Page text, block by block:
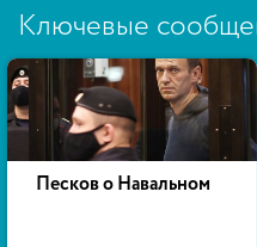
Ключевые
Песков о Навальном